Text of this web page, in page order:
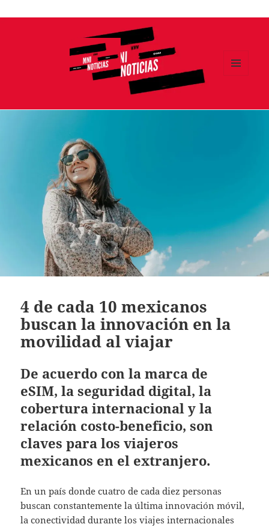
Ir
4 de cada 10 mexicanos
buscan la innovación en la
movilidad al viajar
De acuerdo con la marca de
eSIM, la seguridad digital, la
cobertura internacional y la
relación costo-beneficio, son
claves para los viajeros
mexicanos en el extranjero.
En un país donde cuatro de cada diez personas
buscan constantemente la última innovación móvil,
la conectividad durante los viajes internacionales